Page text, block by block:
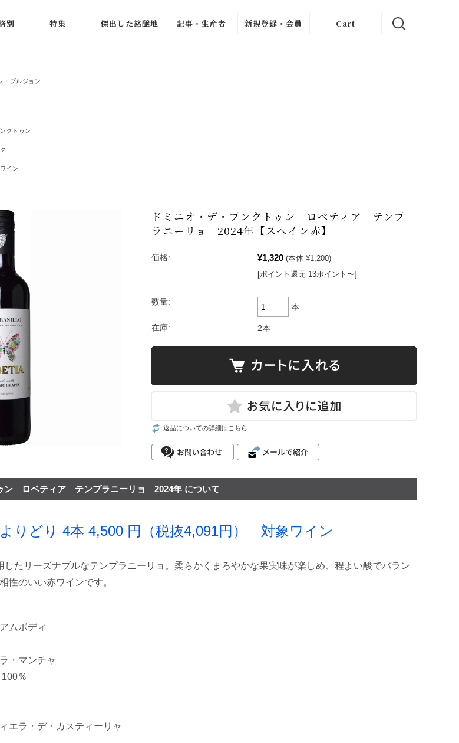
別
年
年
ジ
特集
夏のワインセール
傑出した銘醸地
シャサーニュ・モンラッシェ
記事・生産者
ジトン・ペール・
エ・フィス
新規登録・会員 Cart
・ブルジョン
クトゥン
イン
ドミニオ・デ・プンクトゥン ロベティア テンプ
ラニーリョ 2024年【スペイン赤】
価格: ¥1,320 (本体 ¥1,200)
[ポイント還元 13ポイント〜]
数量:
本
在庫: 2本
返品についての詳細はこちら
ン ロベティア テンプラニーリョ 2024年 について
4,500 円（税抜4,091円） 対象ワイン
したリーズナブルなテンプラニーリョ。柔らかくまろやかな果実味が楽しめ、程よい酸でバラン
性のいい赤ワインです。
ムボディ
マンチャ
％
ラ・デ・カスティーリャ